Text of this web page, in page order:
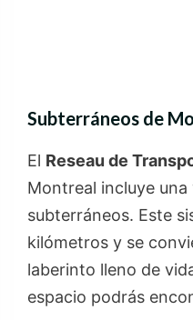
Subterráneos de
El Reseau de
Montreal incluye
subterráneos. Este
kilómetros y se
laberinto lleno de
espacio podrás